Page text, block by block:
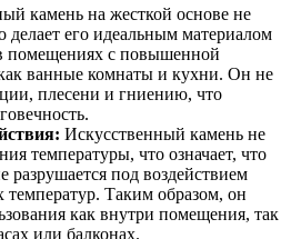
камень на жесткой основе не
делает его идеальным материалом
помещениях с повышенной
ванные комнаты и кухни. Он не
плесени и гниению, что
Искусственный камень не
температуры, что означает, что
разрушается под воздействием
Таким образом, он
как внутри помещения, так
или балконах.